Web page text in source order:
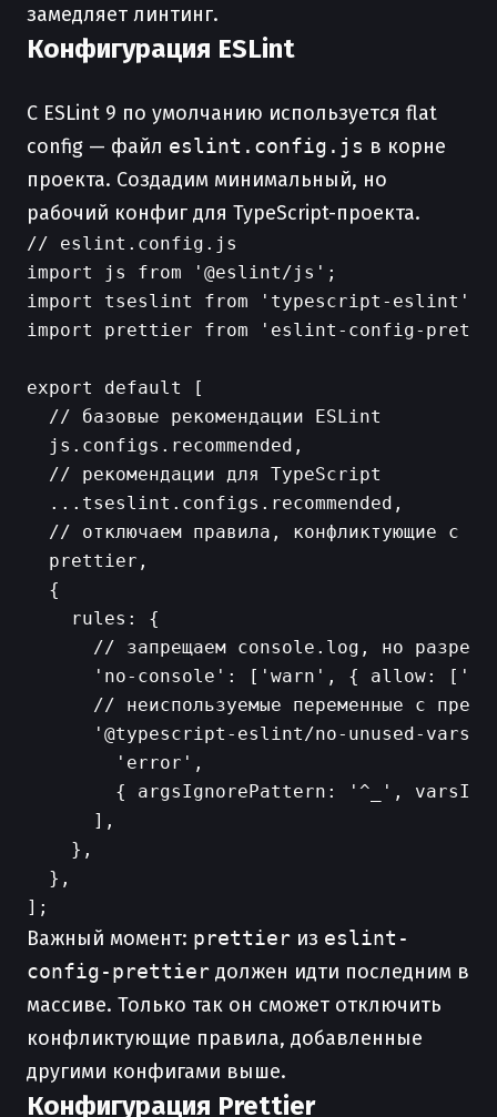
замедляет линтинг.
Конфигурация ESLint
С ESLint 9 по умолчанию используется flat
config — файл eslint.config.js в корне
проекта. Создадим минимальный, но
рабочий конфиг для TypeScript-проекта.
// eslint.config.js
import js from '@eslint/js';
import tseslint from 'typescript-eslint';
import prettier from 'eslint-config-
export default [
  // базовые рекомендации ESLint
  js.configs.recommended,
  // рекомендации для TypeScript
  ...tseslint.configs.recommended,
// отключаем правила, конфликтующие с
  prettier,
  {
    rules: {
// запрещаем console.log, но
'no-console': ['warn', { allow:
// неиспользуемые переменные с
'@typescript-eslint/no-unused-vars':
        'error',
{ argsIgnorePattern: '^_',
      ],
    },
  },
Важный момент: prettier из eslint-
config-prettier должен идти последним в
массиве. Только так он сможет отключить
конфликтующие правила, добавленные
другими конфигами выше.
Конфигурация Prettier